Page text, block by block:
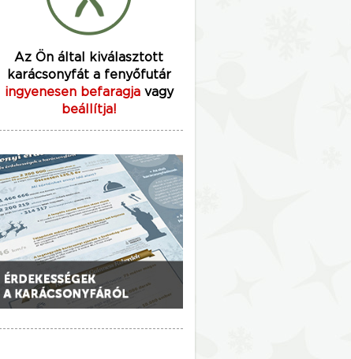
Az Ön által kiválasztott
karácsonyfát a fenyőfutár
ingyenesen befaragjavagy
beállítja!